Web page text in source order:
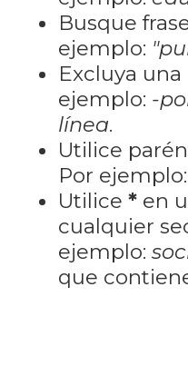
Busque
ejemplo:
Excluya
ejemplo: -
línea.
Utilice
Por ejemplo:
Utilice *en
cualquier
ejemplo:
que